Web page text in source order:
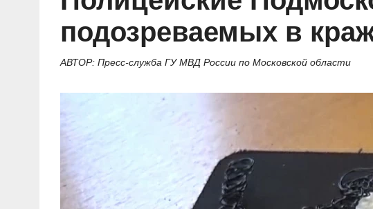
В знании сила
Специальный репортаж
КиберПОСТОВОЙ
Газета «Щит и меч»
Журнал «Полиция России»
О ПОРТАЛЕ
подозреваемых в
АВТОР: Пресс-служба ГУ МВД России по Московской области